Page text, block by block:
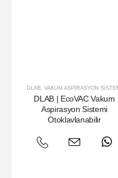
DLAB, VAKUM ASPIRASYON
DLAB | EcoVAC Vakum
Aspirasyon Sistemi
Otoklavlanabilir